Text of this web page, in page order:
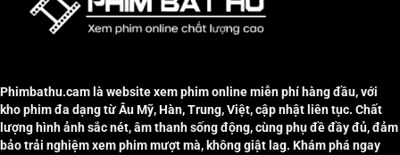
Phimbathu.cam là website xem phim online miễn phí hàng đầu, với
kho phim đa dạng từ Âu Mỹ, Hàn, Trung, Việt, cập nhật liên tục. Chất
lượng hình ảnh sắc nét, âm thanh sống động, cùng phụ đề đầy đủ, đảm
bảo trải nghiệm xem phim mượt mà, không giật lag. Khám phá ngay